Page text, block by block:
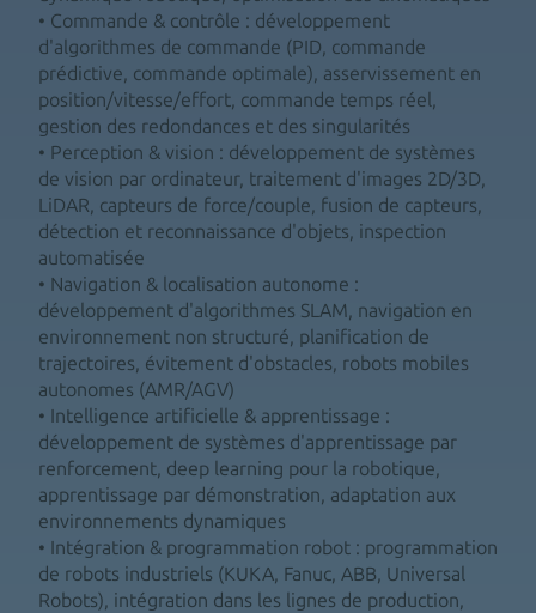
• Commande & contrôle : développement
d'algorithmes de commande (PID, commande
prédictive, commande optimale), asservissement en
position/vitesse/effort, commande temps réel,
gestion des redondances et des singularités
• Perception & vision : développement de systèmes
de vision par ordinateur, traitement d'images 2D/3D,
LiDAR, capteurs de force/couple, fusion de capteurs,
détection et reconnaissance d'objets, inspection
automatisée
• Navigation & localisation autonome :
développement d'algorithmes SLAM, navigation en
environnement non structuré, planification de
trajectoires, évitement d'obstacles, robots mobiles
autonomes (AMR/AGV)
• Intelligence artificielle & apprentissage :
développement de systèmes d'apprentissage par
renforcement, deep learning pour la robotique,
apprentissage par démonstration, adaptation aux
environnements dynamiques
• Intégration & programmation robot : programmation
de robots industriels (KUKA, Fanuc, ABB, Universal
Robots), intégration dans les lignes de production,